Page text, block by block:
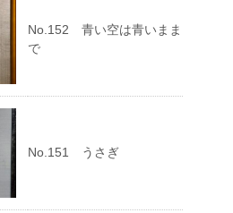
No.152 青い空は青いまま
で
No.151 うさぎ